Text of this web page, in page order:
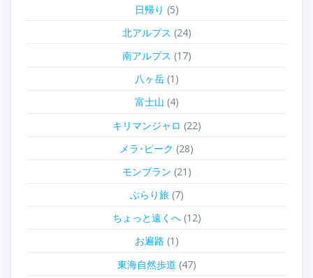
日帰り (5)
北アルプス (24)
南アルプス (17)
八ヶ岳(1)
富士山 (4)
キリマンジャロ (22)
メラ･ピーク (28)
モンブラン (21)
ぶらり旅(7)
ちょっと遠くへ(12)
お遍路 (1)
東海自然歩道 (47)